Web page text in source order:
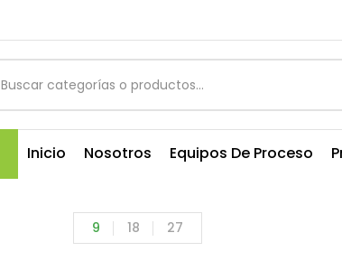
Inicio Nosotros Equipos De Proceso
9 18 27